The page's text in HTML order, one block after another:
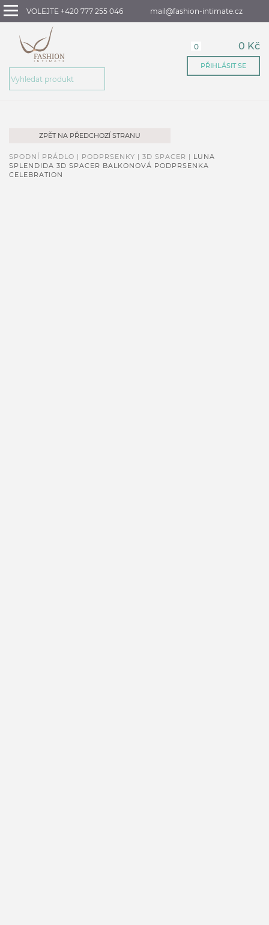
VOLEJTE +420 777 255 046 mail@fashion-intimate.cz
0 0 Kč
PŘIHLÁSIT SE
ZPĚT NA PŘEDCHOZÍ STRANU
SPODNÍ PRÁDLO | PODPRSENKY | 3D SPACER | LUNA
SPLENDIDA 3D SPACER BALKONOVÁ PODPRSENKA
CELEBRATION